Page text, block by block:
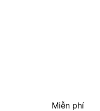
Miễn phí